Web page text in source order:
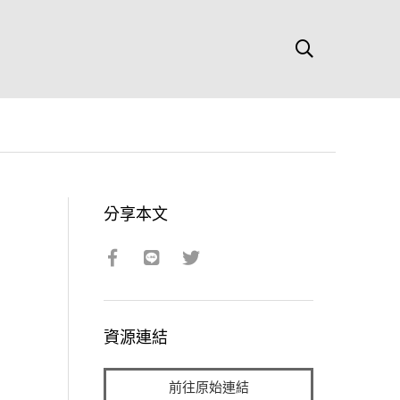
分享本文
資源連結
前往原始連結